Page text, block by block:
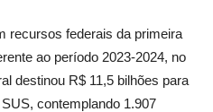
recursos federais da primeira
ao período 2023-2024, no
destinou R$ 11,5 bilhões para
contemplando 1.907